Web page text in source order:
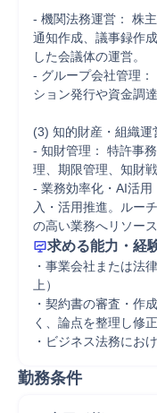
- 機関法務運営： 株
通知作成、議事録作
した会議体の運営。
- グループ会社管理
ション発行や資金調
(3) 知的財産・組織運
- 知財管理： 特許事
理、期限管理、知財戦
- 業務効率化・AI活
入・活用推進。ルー
求める能力・経
・事業会社または法
上）
・契約書の審査・作
く、論点を整理し修
・ビジネス法務にお
勤務条件